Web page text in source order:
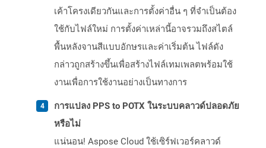
เค้าโครงเดียวกันและการตั้งค่าอื่น ๆ ที่จำเป็นต้อง
ใช้กับไฟล์ใหม่ การตั้งค่าเหล่านี้อาจรวมถึงสไตล์
พื้นหลังจานสีแบบอักษรและค่าเริ่มต้น ไฟล์ดัง
กล่าวถูกสร้างขึ้นเพื่อสร้างไฟล์เทมเพลตพร้อมใช้
งานเพื่อการใช้งานอย่างเป็นทางการ
การแปลง PPS to POTX ในระบบคลาวด์ปลอดภัย
หรือไม่
แน่นอน! Aspose Cloud ใช้เซิร์ฟเวอร์คลาวด์